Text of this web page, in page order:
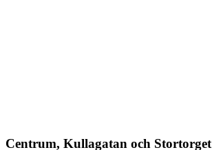
Centrum, Kullagatan och Stortorget